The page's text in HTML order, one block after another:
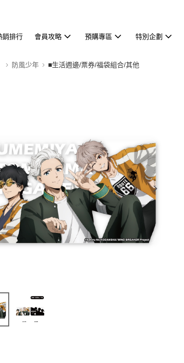
銷排行 會員攻略 預購專區 特別企劃
防風少年 ■生活週邊/票券/福袋組合/其他